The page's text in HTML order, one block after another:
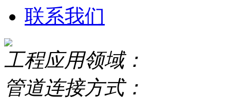
联系我们
工程应用领域：
管道连接方式：